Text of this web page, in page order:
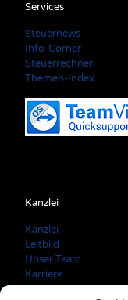
Services
Steuernews
Info-Corner
Steuerrechner
Themen-Index
Kanzlei
Kanzlei
Leitbild
Unser Team
Karriere